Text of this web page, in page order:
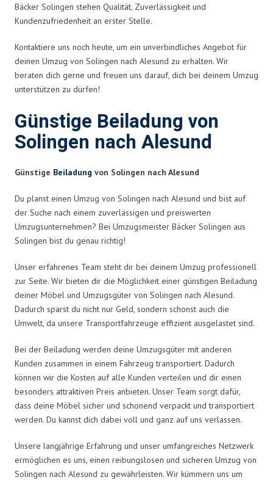
Bäcker Solingen stehen Qualität, Zuverlässigkeit und
Kundenzufriedenheit an erster Stelle.
Kontaktiere uns noch heute, um ein unverbindliches Angebot für
deinen Umzug von Solingen nach Alesund zu erhalten. Wir
beraten dich gerne und freuen uns darauf, dich bei deinem Umzug
unterstützen zu dürfen!
Günstige Beiladung von
Solingen nach Alesund
Günstige Beiladung von Solingen nach Alesund
Du planst einen Umzug von Solingen nach Alesund und bist auf
der Suche nach einem zuverlässigen und preiswerten
Umzugsunternehmen? Bei Umzugsmeister Bäcker Solingen aus
Solingen bist du genau richtig!
Unser erfahrenes Team steht dir bei deinem Umzug professionell
zur Seite. Wir bieten dir die Möglichkeit einer günstigen Beiladung
deiner Möbel und Umzugsgüter von Solingen nach Alesund.
Dadurch sparst du nicht nur Geld, sondern schonst auch die
Umwelt, da unsere Transportfahrzeuge effizient ausgelastet sind.
Bei der Beiladung werden deine Umzugsgüter mit anderen
Kunden zusammen in einem Fahrzeug transportiert. Dadurch
können wir die Kosten auf alle Kunden verteilen und dir einen
besonders attraktiven Preis anbieten. Unser Team sorgt dafür,
dass deine Möbel sicher und schonend verpackt und transportiert
werden. Du kannst dich dabei voll und ganz auf uns verlassen.
Unsere langjährige Erfahrung und unser umfangreiches Netzwerk
ermöglichen es uns, einen reibungslosen und sicheren Umzug von
Solingen nach Alesund zu gewährleisten. Wir kümmern uns um